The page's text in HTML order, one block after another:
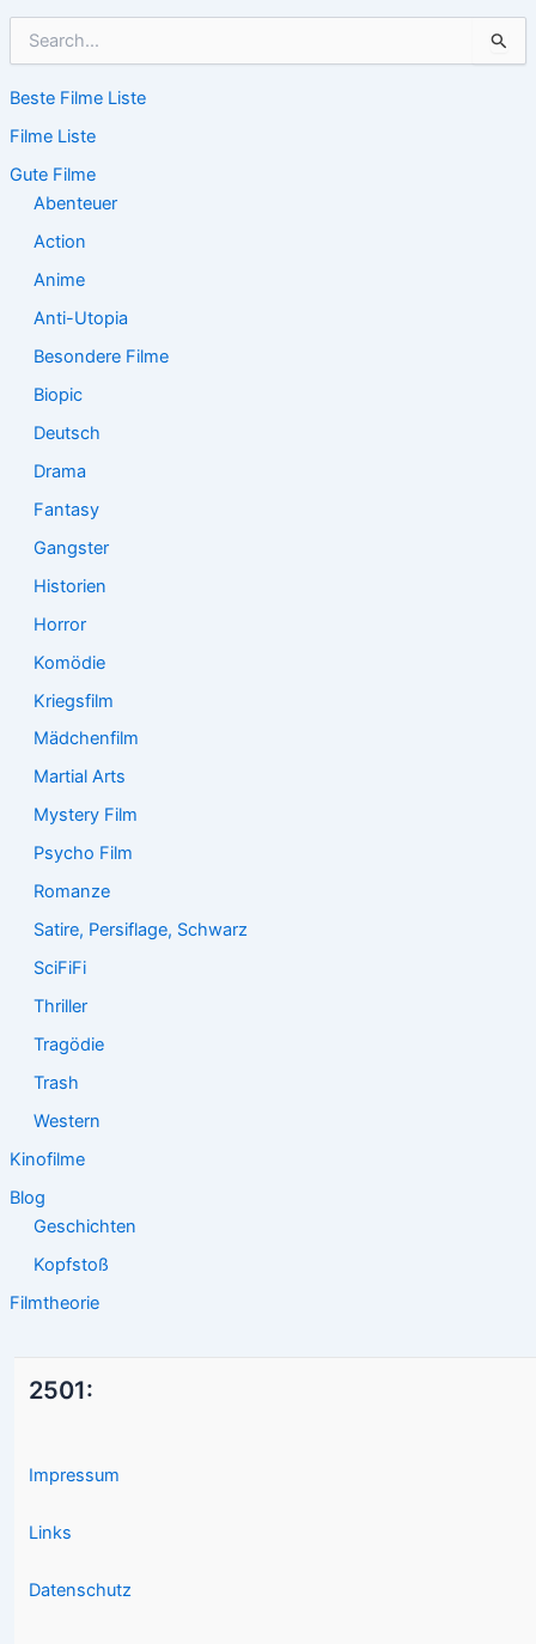
h
n
n
Beste Filme Liste
Filme Liste
Gute Filme
Abenteuer
Action
Anime
Anti-Utopia
Besondere Filme
Biopic
Deutsch
Drama
Fantasy
Gangster
Historien
Horror
Komödie
Kriegsfilm
Mädchenfilm
Martial Arts
Mystery Film
Psycho Film
Romanze
Satire, Persiflage, Schwarz
SciFiFi
Thriller
Tragödie
Trash
Western
Kinofilme
Blog
Geschichten
Kopfstoß
Filmtheorie
2501:
Impressum
Links
Datenschutz